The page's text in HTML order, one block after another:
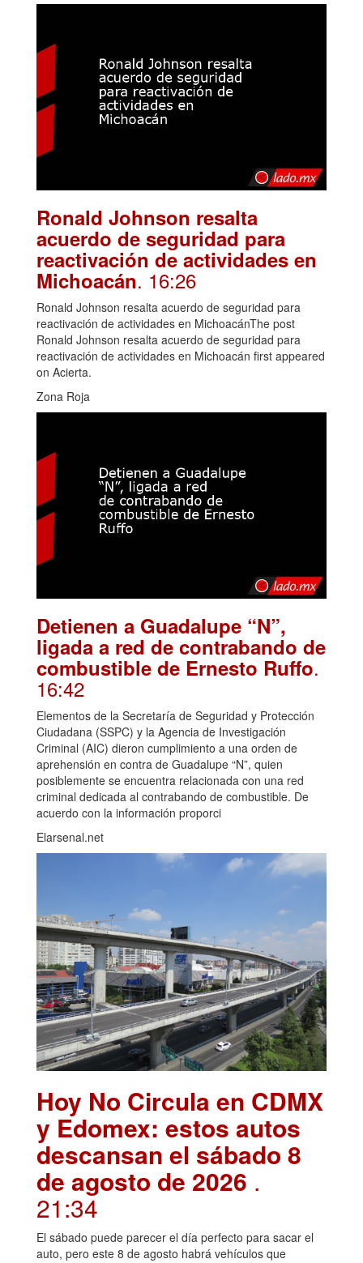
Ronald Johnson resalta
acuerdo de seguridad para
reactivación de actividades en
Michoacán. 16:26
Ronald Johnson resalta acuerdo de seguridad para
reactivación de actividades en MichoacánThe post
Ronald Johnson resalta acuerdo de seguridad para
reactivación de actividades en Michoacán first appeared
on Acierta.
Zona Roja
Detienen a Guadalupe “N”,
ligada a red de contrabando de
combustible de Ernesto Ruffo.
16:42
Elementos de la Secretaría de Seguridad y Protección
Ciudadana (SSPC) y la Agencia de Investigación
Criminal (AIC) dieron cumplimiento a una orden de
aprehensión en contra de Guadalupe “N”, quien
posiblemente se encuentra relacionada con una red
criminal dedicada al contrabando de combustible. De
acuerdo con la información proporci
Elarsenal.net
Hoy No Circula en CDMX
y Edomex: estos autos
descansan el sábado 8
de agosto de 2026 .
21:34
El sábado puede parecer el día perfecto para sacar el
auto, pero este 8 de agosto habrá vehículos que